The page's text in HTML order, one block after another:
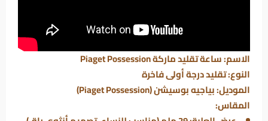
الاسم: ساعة تقليد ماركة Piaget Possession
النوع: تقليد درجة أولى فاخرة
الموديل: بياجيه بوسيشن (Piaget Possession)
المقاس: